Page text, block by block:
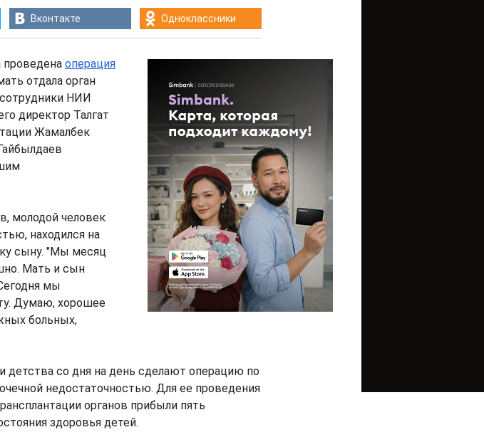
Вконтакте Одноклассники
операция
отдала орган
НИИ
директор Талгат
Жамалбек
молодой человек
находился на
сыну. "Мы месяц
Мать и сын
мы
Думаю, хорошее
больных,
детства со дня на день сделают операцию по
недостаточностью. Для ее проведения
органов прибыли пять
здоровья детей.